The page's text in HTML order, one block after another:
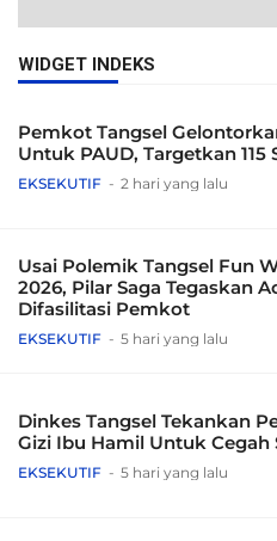
WIDGET INDEKS
Pemkot Tangsel
Untuk PAUD, Targetkan 115
EKSEKUTIF 2 hari yang lalu
Usai Polemik Tangsel Fun
2026, Pilar Saga Tegaskan
Difasilitasi Pemkot
EKSEKUTIF 5 hari yang lalu
Dinkes Tangsel Tekankan
Gizi Ibu Hamil Untuk Cegah
EKSEKUTIF 5 hari yang lalu